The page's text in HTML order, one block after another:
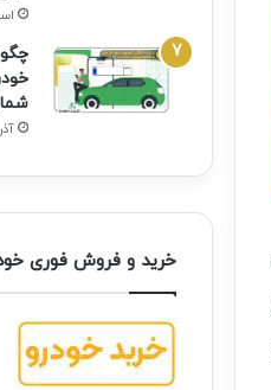
آذر ۹, ۱۴۰۱
خرید و فروش فوری